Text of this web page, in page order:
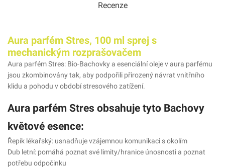
Recenze
Aura parfém Stres, 100 ml sprej s
mechanickým rozprašovačem
Aura parfém Stres: Bio-Bachovky a esenciální oleje v aura parfému
jsou zkombinovány tak, aby podpořili přirozený návrat vnitřního
klidu a pohodu v období stresového zatížení.
Aura parfém Stres obsahuje tyto Bachovy
květové esence:
Řepík lékařský: usnadňuje vzájemnou komunikaci s okolím
Dub letní: pomáhá poznat své limity/hranice únosnosti a poznat
potřebu odpočinku